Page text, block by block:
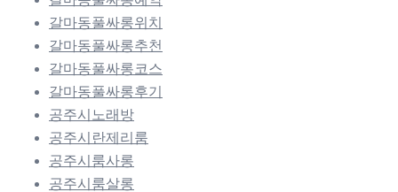
갈마동풀싸롱위치
갈마동풀싸롱추천
갈마동풀싸롱코스
갈마동풀싸롱후기
공주시노래방
공주시란제리룸
공주시룸사롱
공주시룸살롱